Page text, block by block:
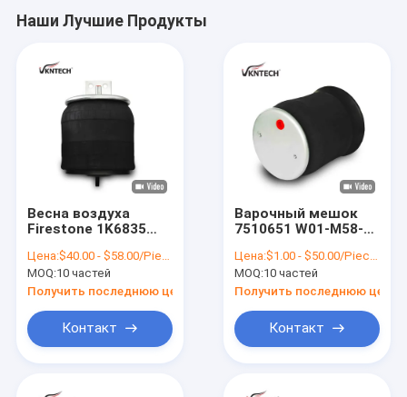
Наши Лучшие Продукты
Весна воздуха
Firestone 1K6835
сидения для Nissan
TRL-250SCM
Цена:$40.00 - $58.00/Pieces
MOQ:10 частей
Получить последнюю цену
Контакт
Варочный мешок
7510651 W01-M58-
тележки подвесных
рессор воздуха
4157NP06
Цена:$1.00 - $50.00/Pieces
MOQ:10 частей
Получить последнюю цену
Контакт